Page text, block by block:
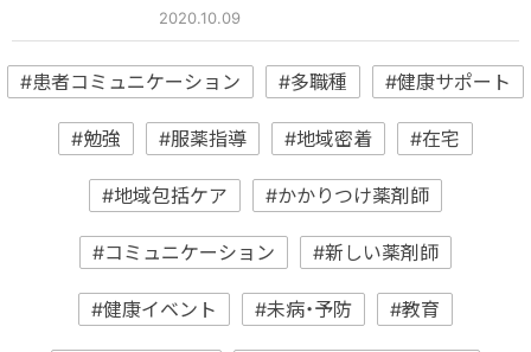
2020.10.09
#患者コミュニケーション #多職種 #健康サポート
#勉強 #服薬指導 #地域密着 #在宅
#地域包括ケア #かかりつけ薬剤師
#コミュニケーション #新しい薬剤師
#健康イベント #未病・予防 #教育